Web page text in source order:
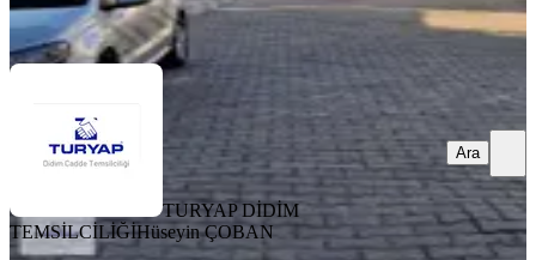
Ara
TURYAP DİDİM
TEMSİLCİLİĞİHüseyin ÇOBAN
Ara